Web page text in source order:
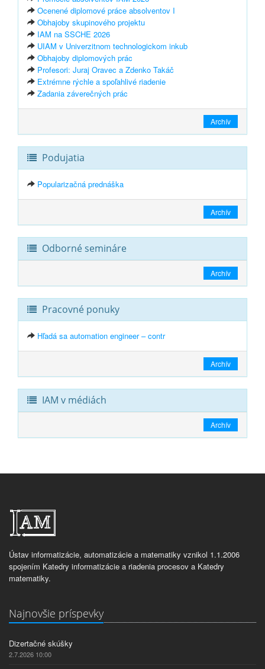
Ocenené diplomové práce absolventov I
Obhajoby skupinového projektu
IAM na SSCHE 2026
UIAM v Univerzitnom technologickom inkub
Obhajoby diplomových prác
Profesori: Juraj Oravec a Zdenko Takáč
Extrémne rýchle a spoľahlivé riadenie
Zadania záverečných prác
Archív
Podujatia
Popularizačná prednáška
Archív
Odborné semináre
Archív
Pracovné ponuky
Hľadá sa automation engineer – contr
Archív
IAM v médiách
Archív
Ústav informatizácie, automatizácie a matematiky vznikol 1.1.2006
spojením Katedry informatizácie a riadenia procesov a Katedry
matematiky.
Najnovšie príspevky
Dizertačné skúšky
2.7.2026 10:00